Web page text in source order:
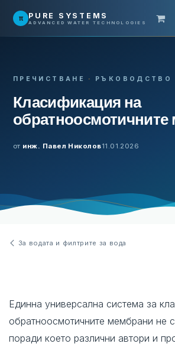
π PURE SYSTEMS
ADVANCED WATER TECHNOLOGIES
ПРЕЧИСТВАНЕ · РЪКОВОДСТВО
Класификация на
от инж. Павел Николов11.01.2026
За водата и филтрите за вода
Единна универсална система за
обратноосмотичните мембрани не
поради което различни автори и